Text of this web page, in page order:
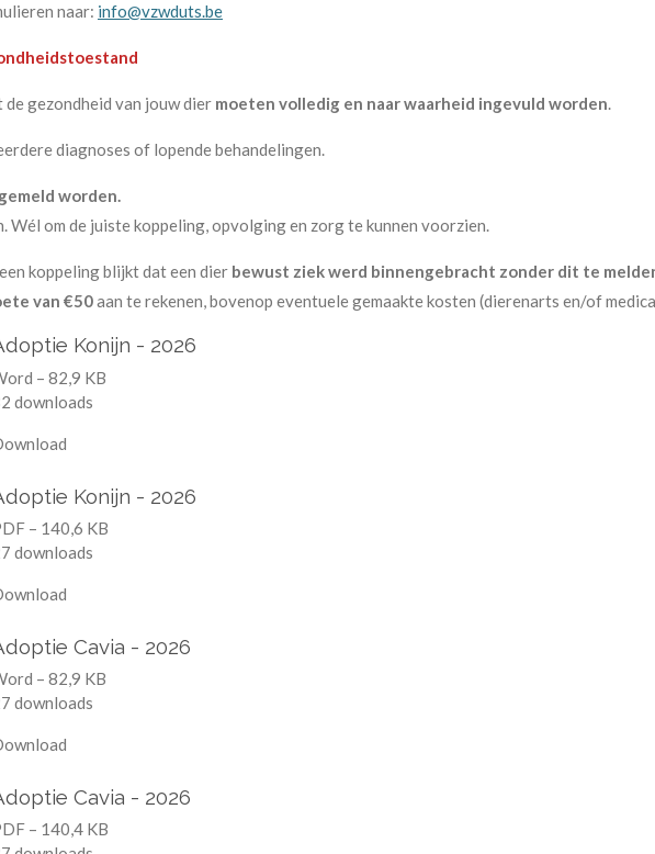
naar: info@vzwduts.be
gezondheid van jouw dier moeten volledig en naar waarheid ingevuld worden.
diagnoses of lopende behandelingen.
worden.
Wél om de juiste koppeling, opvolging en zorg te kunnen voorzien.
koppeling blijkt dat een dier bewust ziek werd binnengebracht zonder dit te
van €50aan te rekenen, bovenop eventuele gemaakte kosten (dierenarts en/of
Konijn - 2026
– 82,9 KB
downloads
Konijn - 2026
– 140,6 KB
downloads
Cavia - 2026
– 82,9 KB
downloads
Cavia - 2026
– 140,4 KB